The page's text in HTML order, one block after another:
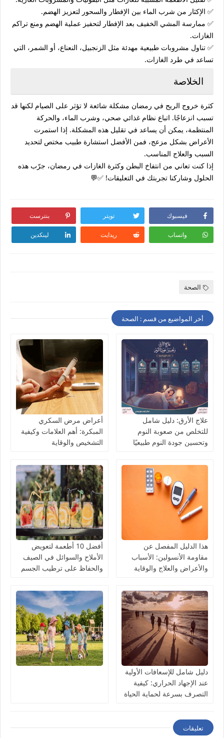
✅ الإكثار من شرب الماء بين الإفطار والسحور لتعزيز الهضم.
✅ ممارسة المشي الخفيف بعد الإفطار لتحفيز عملية الهضم ومنع تراكم
الغازات.
✅ تناول مشروبات طبيعية مهدئة مثل الزنجبيل، النعناع، أو الشمر، التي
تساعد في طرد الغازات.
الخلاصة
كثرة خروج الريح في رمضان مشكلة شائعة لا تؤثر على الصيام لكنها قد
تسبب انزعاجًا. اتباع نظام غذائي صحي، وشرب الماء، والحركة
المنتظمة، يمكن أن يساعد في تقليل هذه المشكلة. إذا استمرت
الأعراض بشكل مزعج، فمن الأفضل استشارة طبيب مختص لتحديد
السبب والعلاج المناسب.
إذا كنت تعاني من انتفاخ البطن وكثرة الغازات في رمضان، جرّب هذه
الحلول وشاركنا تجربتك في التعليقات! ✅💬
فيسبوك تويتر بنترست
واتساب ريدايت لينكدين
الصحة
أخر المواضيع من قسم : الصحة
علاج الأرق: دليل شامل
للتخلص من صعوبة النوم
وتحسين جودة النوم طبيعيًا
أعراض مرض السكري
المبكرة: أهم العلامات وكيفية
التشخيص والوقاية
هذا الدليل المفصل عن
مقاومة الأنسولين: الأسباب
والأعراض والعلاج والوقاية
أفضل 10 أطعمة لتعويض
الأملاح والسوائل في الصيف
والحفاظ على ترطيب الجسم
دليل شامل للإسعافات الأولية
عند الإجهاد الحراري: كيفية
التصرف بسرعة لحماية الحياة
تعليقات